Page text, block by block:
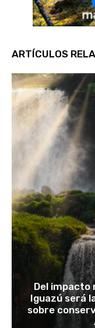
ARTÍCULOS
Del impacto
Iguazú será
sobre